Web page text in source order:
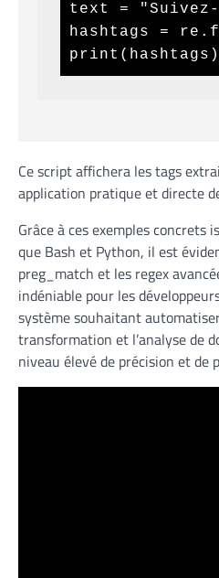
text = "Suivez-
hashtags =
print(hashtags)
Ce script affichera les tags
application pratique et directe
Grâce à ces exemples concrets
que Bash et Python, il est
preg_match et les regex
indéniable pour les
système souhaitant
transformation et l’analyse de
niveau élevé de précision et de